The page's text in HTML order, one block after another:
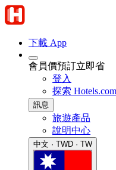
下載 App
會員價預訂立即省
登入
探索
訊息
旅遊產品
說明中心
中文 · TWD · TW